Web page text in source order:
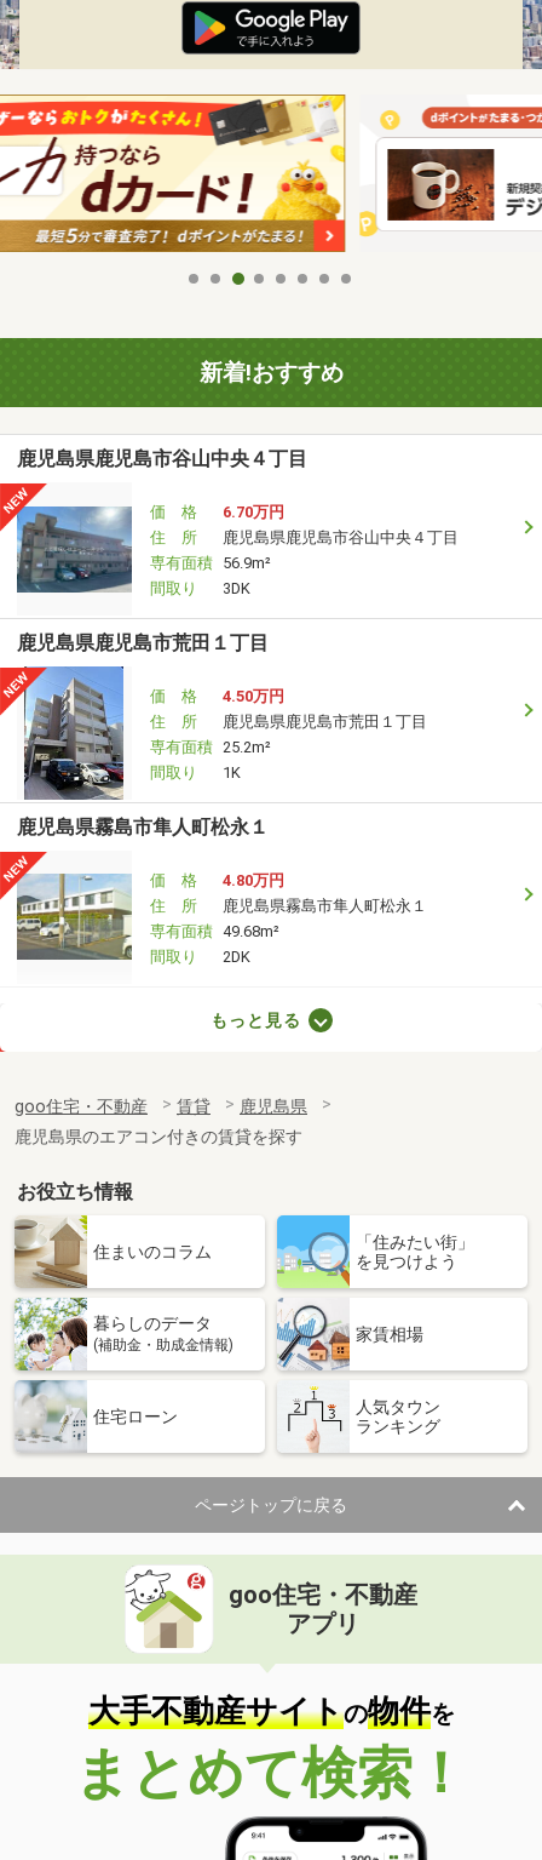
新着!おすすめ
鹿児島県鹿児島市谷山中央４丁目
価 格
6.70万円
住 所
鹿児島県鹿児島市谷山中央４丁目
専有面積 56.9m²
間取り
3DK
鹿児島県鹿児島市荒田１丁目
価 格
4.50万円
住 所
鹿児島県鹿児島市荒田１丁目
専有面積 25.2m²
間取り
1K
鹿児島県霧島市隼人町松永１
価 格
4.80万円
住 所
鹿児島県霧島市隼人町松永１
専有面積 49.68m²
間取り
2DK
鹿児島県薩摩川内市平佐町
専有面積
32m²
間取り
1K
鹿児島県鹿児島市宇宿７丁目
価 格
6.30万円
鹿児島県鹿児島市宇宿７丁目
専有面積 58.86m²
間取り
鹿児島県霧島市隼人町松永２丁目
住 所
鹿児島県霧島市隼人町松永２丁目
専有面積 54.85m²
間取り
2LDK
鹿児島県霧島市国分広瀬４丁目
価 格
住 所
鹿児島県霧島市国分広瀬４丁目
専有面積 65m²
間取り
3LDK
鹿児島県鹿児島市光山１
価 格
5万円
鹿児島県鹿児島市光山１
46.49m²
もっと見る
goo住宅・不動産 賃貸
鹿児島県
鹿児島県のエアコン付きの賃貸を探す
お役立ち情報
住まいのコラム
「住みたい街」
を見つけよう
暮らしのデータ
(補助金・助成金情報)
家賃相場
住宅ローン
人気タウン
ランキング
ページトップに戻る
goo住宅・不動産
アプリ
大手不動産サイトの物件を
まとめて検索！